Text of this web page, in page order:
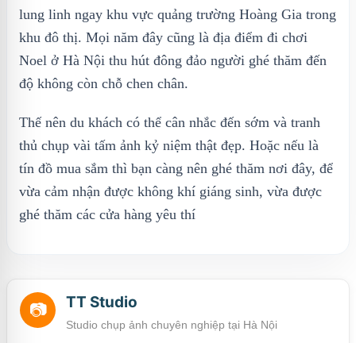
lung linh ngay khu vực quảng trường Hoàng Gia trong
khu đô thị. Mọi năm đây cũng là địa điểm đi chơi
Noel ở Hà Nội thu hút đông đảo người ghé thăm đến
độ không còn chỗ chen chân.
Thế nên du khách có thể cân nhắc đến sớm và tranh
thủ chụp vài tấm ảnh kỷ niệm thật đẹp. Hoặc nếu là
tín đồ mua sắm thì bạn càng nên ghé thăm nơi đây, để
vừa cảm nhận được không khí giáng sinh, vừa được
ghé thăm các cửa hàng yêu thí
📷 TT Studio
Studio chụp ảnh chuyên nghiệp tại Hà Nội